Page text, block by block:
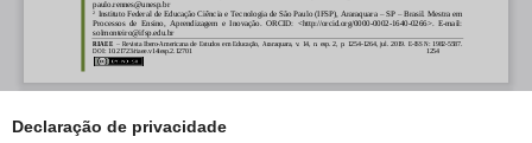
Declaração de privacidade